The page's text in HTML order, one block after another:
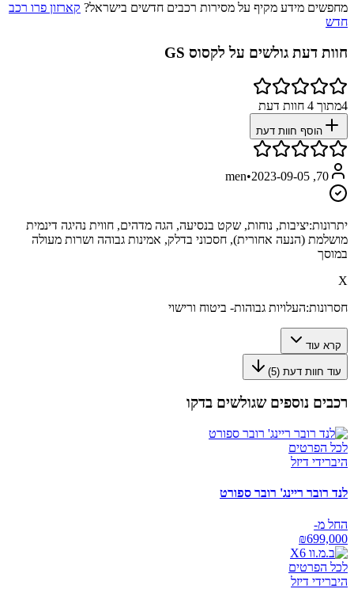
מחפשים מידע מקיף על מסירות רכבים חדשים בישראל? קארזון פרו רכב
חדש
חוות דעת גולשים על לקסוס GS
4מתוך 4 חוות דעת
הוסף חוות דעת
70, men
•2023-09-05
יתרונות:יציבות, נוחות, שקט בנסיעה, הגה מדהים, חווית נהיגה דינמית
מושלמת (הנעה אחורית), חסכוני בדלק, אמינות גבוהה ושרות מעולה
במוסך
X
חסרונות:העלויות גבוהות- ביטוח ורישוי
קרא עוד
עוד חוות דעת (5
)
רכבים נוספים שגולשים בדקו
לכל הפרטים
היברידי דיזל
לנד רובר ריינג' רובר ספורט
החל מ-
₪699,000
לכל הפרטים
היברידי דיזל